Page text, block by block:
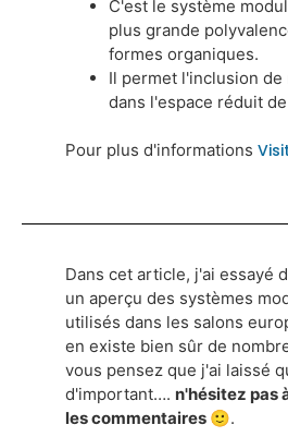
C'est le système
plus grande
formes organiques.
Il permet l'inclusion
dans l'espace réduit
Pour plus d'informations
Dans cet article, j'ai essayé
un aperçu des systèmes
utilisés dans les salons
en existe bien sûr de
vous pensez que j'ai laissé
d'important…. n'hésitez pas
les commentaires 🙂.